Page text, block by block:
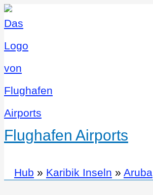
Flughafen Airports
Hub » Karibik Inseln » Aruba